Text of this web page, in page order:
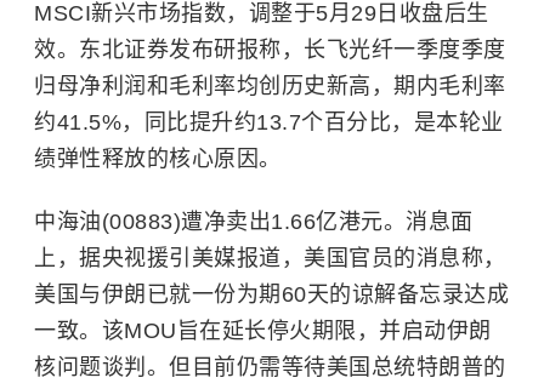
MSCI新兴市场指数，调整于5月29日收盘后生
效。东北证券发布研报称，长飞光纤一季度季度
归母净利润和毛利率均创历史新高，期内毛利率
约41.5%，同比提升约13.7个百分比，是本轮业
绩弹性释放的核心原因。
中海油(00883)遭净卖出1.66亿港元。消息面
上，据央视援引美媒报道，美国官员的消息称，
美国与伊朗已就一份为期60天的谅解备忘录达成
一致。该MOU旨在延长停火期限，并启动伊朗
核问题谈判。但目前仍需等待美国总统特朗普的